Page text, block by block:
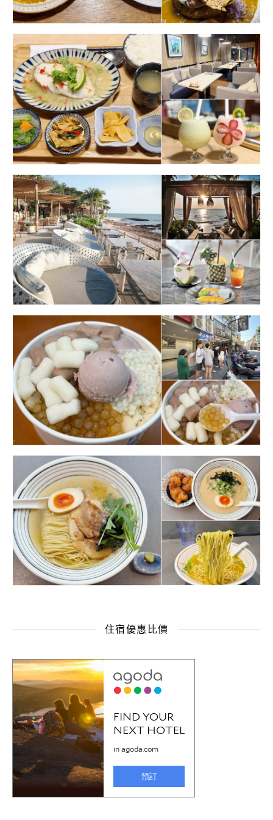
住宿優惠比價